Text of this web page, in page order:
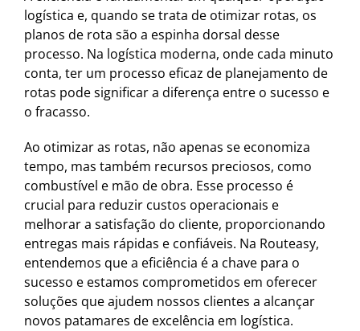
logística e, quando se trata de otimizar rotas, os
planos de rota são a espinha dorsal desse
processo. Na logística moderna, onde cada minuto
conta, ter um processo eficaz de planejamento de
rotas pode significar a diferença entre o sucesso e
o fracasso.
Ao otimizar as rotas, não apenas se economiza
tempo, mas também recursos preciosos, como
combustível e mão de obra. Esse processo é
crucial para reduzir custos operacionais e
melhorar a satisfação do cliente, proporcionando
entregas mais rápidas e confiáveis. Na Routeasy,
entendemos que a eficiência é a chave para o
sucesso e estamos comprometidos em oferecer
soluções que ajudem nossos clientes a alcançar
novos patamares de excelência em logística.